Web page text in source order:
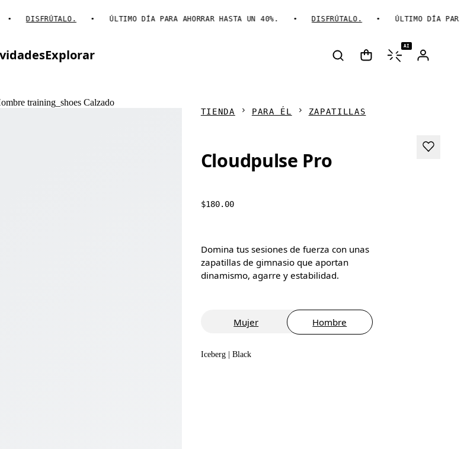
DISFRÚTALO. ÚLTIMO DÍA PARA AHORRAR HASTA UN 40%. DISFRÚTALO. ÚLTIMO DÍA PARA
Explorar
AI
training_shoes Calzado
TIENDA PARA ÉL ZAPATILLAS
Cloudpulse Pro
$180.00
Domina tus sesiones de fuerza con unas
zapatillas de gimnasio que aportan
dinamismo, agarre y estabilidad.
Mujer Hombre
Iceberg | Black